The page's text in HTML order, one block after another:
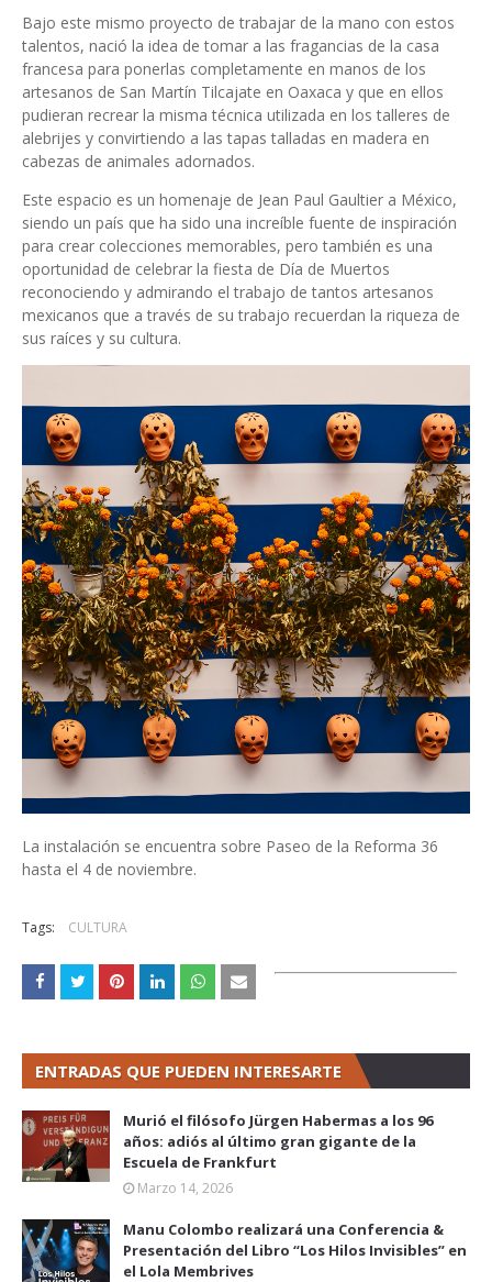
Bajo este mismo proyecto de trabajar de la mano con estos
talentos, nació la idea de tomar a las fragancias de la casa
francesa para ponerlas completamente en manos de los
artesanos de San Martín Tilcajate en Oaxaca y que en ellos
pudieran recrear la misma técnica utilizada en los talleres de
alebrijes y convirtiendo a las tapas talladas en madera en
cabezas de animales adornados.
Este espacio es un homenaje de Jean Paul Gaultier a México,
siendo un país que ha sido una increíble fuente de inspiración
para crear colecciones memorables, pero también es una
oportunidad de celebrar la fiesta de Día de Muertos
reconociendo y admirando el trabajo de tantos artesanos
mexicanos que a través de su trabajo recuerdan la riqueza de
sus raíces y su cultura.
La instalación se encuentra sobre Paseo de la Reforma 36
hasta el 4 de noviembre.
Tags: CULTURA
ENTRADAS QUE PUEDEN INTERESARTE
Murió el filósofo Jürgen Habermas a los 96
años: adiós al último gran gigante de la
Escuela de Frankfurt
Marzo 14, 2026
Manu Colombo realizará una Conferencia &
Presentación del Libro “Los Hilos Invisibles” en
el Lola Membrives